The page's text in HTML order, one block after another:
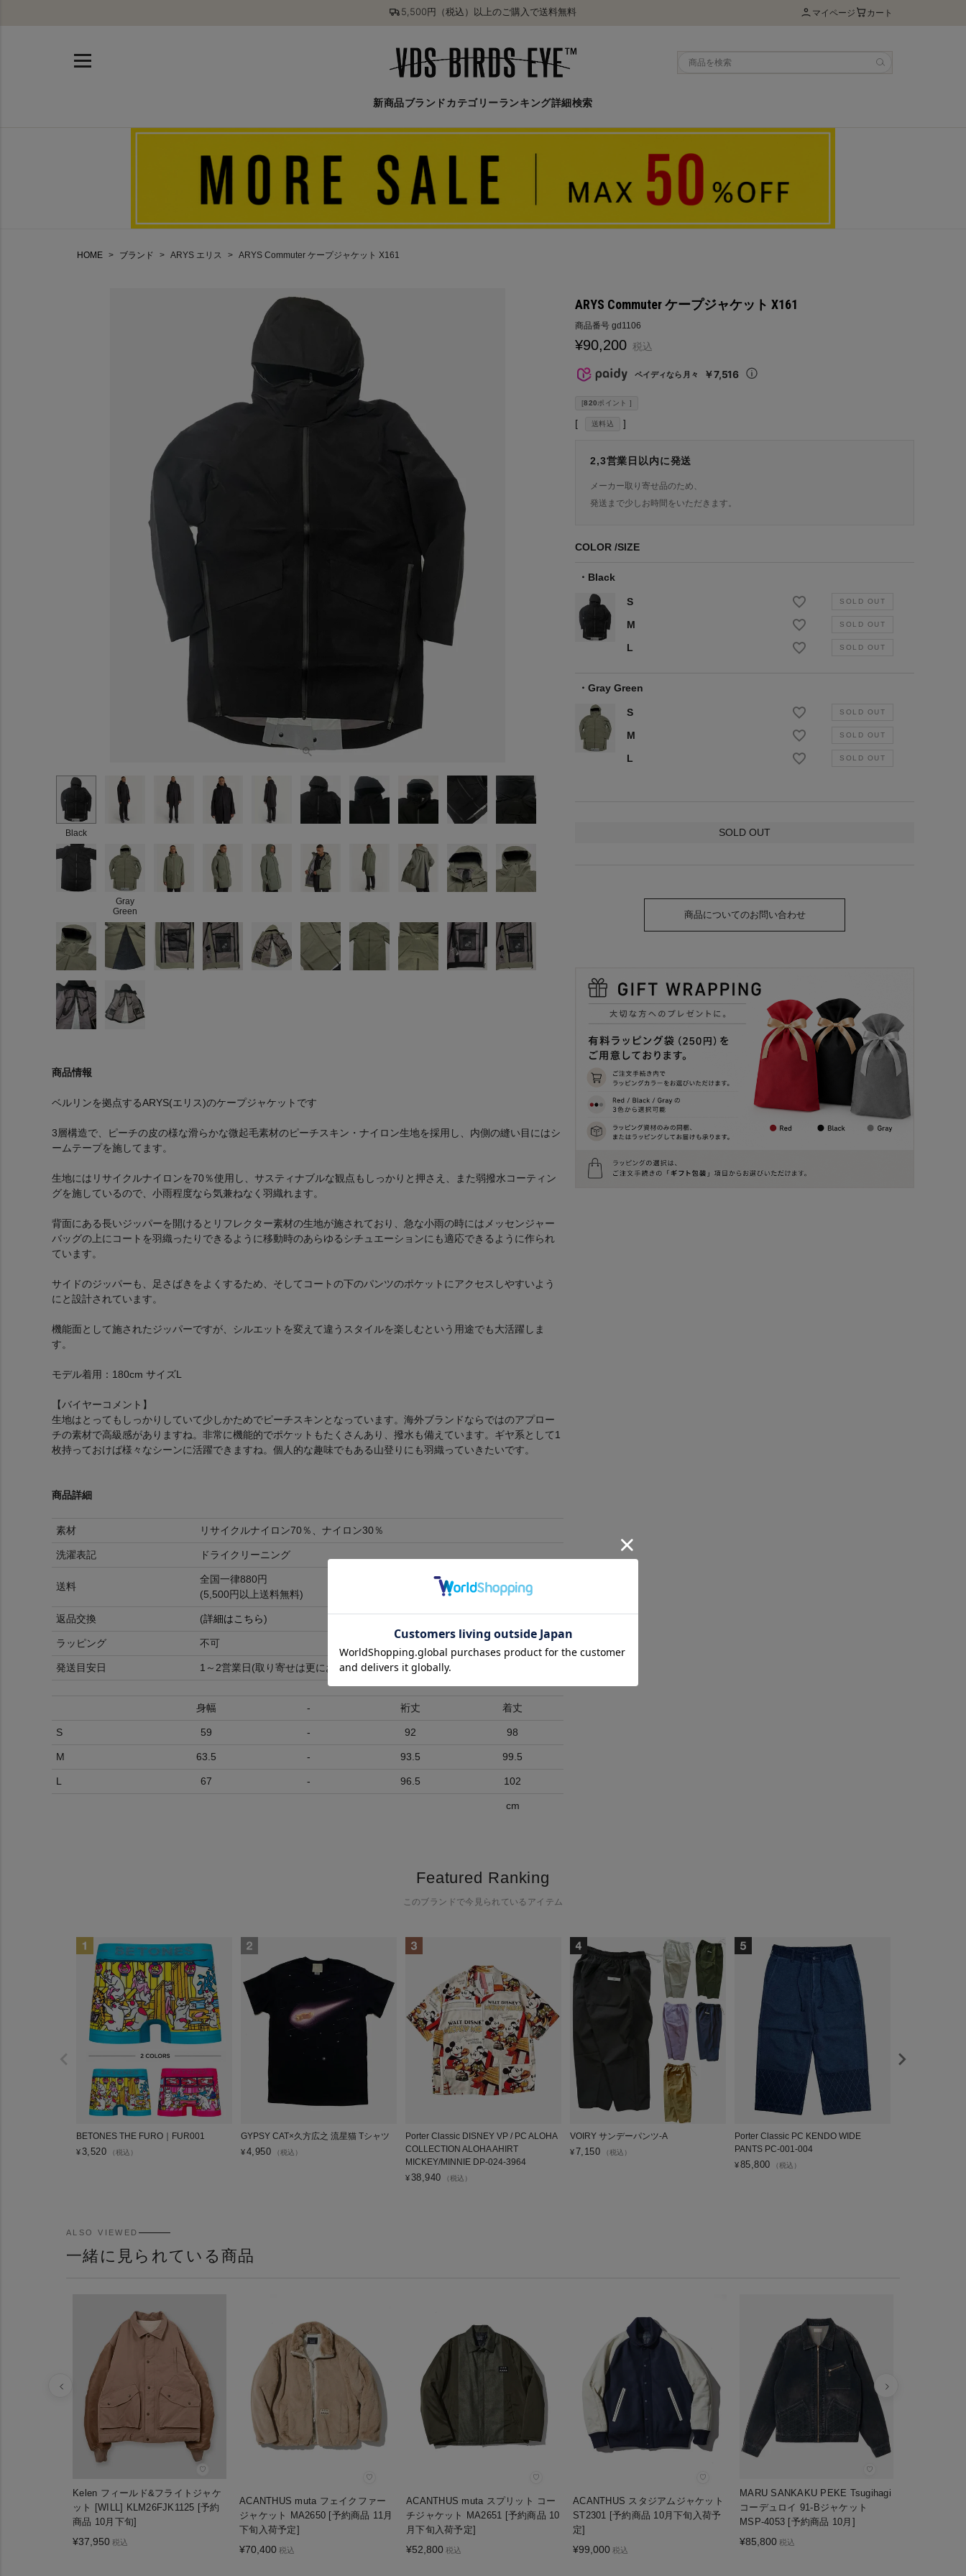
5,500円（税込）以上のご購入で送料無料 マイページ カート
新商品ブランド カテゴリーランキング詳細検索
HOME ブランド ARYS エリス ARYS Commuter ケープジャケット X161
Black
Gray
Green
商品情報
ベルリンを拠点するARYS(エリス)のケープジャケットです
3層構造で、ピーチの皮の様な滑らかな微起毛素材のピーチスキン・ナイロン生地を採用し、内側の縫い目にはシ
ームテープを施してます。
生地にはリサイクルナイロンを70％使用し、サスティナブルな観点もしっかりと押さえ、また弱撥水コーティン
グを施しているので、小雨程度なら気兼ねなく羽織れます。
背面にある長いジッパーを開けるとリフレクター素材の生地が施されており、急な小雨の時にはメッセンジャー
バッグの上にコートを羽織ったりできるように移動時のあらゆるシチュエーションにも適応できるように作られ
ています。
サイドのジッパーも、足さばきをよくするため、そしてコートの下のパンツのポケットにアクセスしやすいよう
にと設計されています。
機能面として施されたジッパーですが、シルエットを変えて違うスタイルを楽しむという用途でも大活躍しま
す。
モデル着用：180cm サイズL
【バイヤーコメント】
生地はとってもしっかりしていて少しかためでピーチスキンとなっています。海外ブランドならではのアプロー
チの素材で高級感がありますね。非常に機能的でポケットもたくさんあり、撥水も備えています。ギヤ系として1
枚持っておけば様々なシーンに活躍できますね。個人的な趣味でもある山登りにも羽織っていきたいです。
商品詳細
素材 リサイクルナイロン70％、ナイロン30％
洗濯表記 ドライクリーニング
送料
全国一律880円
(5,500円以上送料無料)
返品交換 (詳細はこちら)
ラッピング 不可
発送目安日 1～2営業日(取り寄せは更にお時間頂く場合がございます)
身幅 - 裄丈 着丈
S 59 - 92 98
M 63.5 - 93.5 99.5
L 67 - 96.5 102
cm
ARYS Commuter ケープジャケット X161
商品番号 gd1106
¥90,200 税込
ペイディなら月々 ￥7,516
[820ポイント ]
送料込
2,3営業日以内に発送
メーカー取り寄せ品のため、
発送まで少しお時間をいただきます。
COLOR SIZE
Black
S
M
L
Gray Green
S
M
L
SOLD OUT
商品についてのお問い合わせ
Featured Ranking
このブランドで今見られているアイテム
BETONES THE FURO｜FUR001
¥ 3,520 （税込）
GYPSY CAT×久方広之 流星猫 Tシャツ
¥4,950 （税込）
Porter Classic DISNEY VP / PC ALOHA
COLLECTION ALOHA AHIRT
MICKEY/MINNIE DP-024-3964
¥ 38,940 （税込）
VOIRY サンデーパンツ-A
¥7,150 （税込）
Porter Classic PC KENDO WIDE
PANTS PC-001-004
¥85,800 （税込）
ALSO VIEWED
一緒に見られている商品
♡
Kelen フィールド&フライトジャケ
ット [WILL] KLM26FJK1125 [予約
商品 10月下旬]
¥37,950 税込
♡
ACANTHUS muta フェイクファー
ジャケット MA2650 [予約商品 11月
下旬入荷予定]
¥70,400 税込
♡
ACANTHUS muta スプリット コー
チジャケット MA2651 [予約商品 10
月下旬入荷予定]
¥52,800 税込
♡
ACANTHUS スタジアムジャケット
ST2301 [予約商品 10月下旬入荷予
定]
¥99,000 税込
♡
MARU SANKAKU PEKE Tsugihagi
コーデュロイ 91-Bジャケット
MSP-4053 [予約商品 10月]
¥85,800 税込